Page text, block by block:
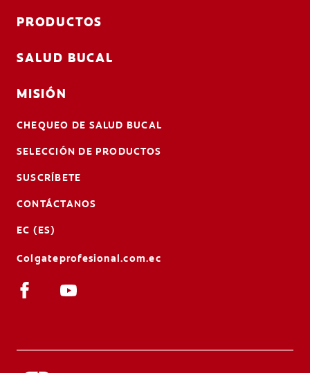
PRODUCTOS
SALUD BUCAL
MISIÓN
CHEQUEO DE SALUD BUCAL
SELECCIÓN DE PRODUCTOS
SUSCRÍBETE
CONTÁCTANOS
EC (ES)
Colgateprofesional.com.ec